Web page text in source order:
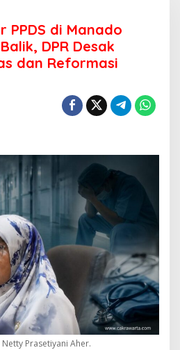
PPDS di Manado
DPR Desak
dan Reformasi
Netty Prasetiyani Aher.